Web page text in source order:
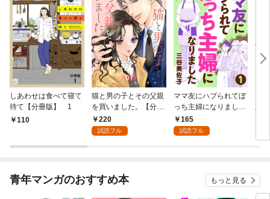
しあわせは食べて寝て
待て【分冊版】 1
110
猫と男の子とその父親
を買いました。【分冊
版】 1
220
試読フル
ママ友にハブられてぼ
っち主婦になりました
【分冊版】 1
165
試読フル
版
青年マンガのおすすめ本 もっと見る